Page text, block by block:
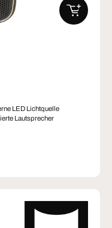
LED Lichtquelle
Lautsprecher
IN DEN